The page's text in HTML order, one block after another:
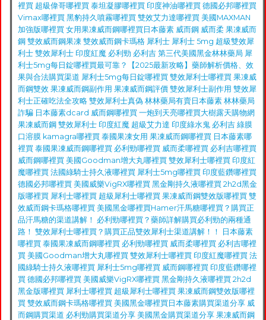
裡買 超級偉哥哪裡買 泰坦凝膠哪裡買 印度神油哪裡買 德國必邦哪裡買
Vimax哪裡買 黑豹持久噴霧哪裡買 雙效艾力達哪裡買 美國MAXMAN
加強版哪裡買 女用果凍威而鋼哪裡買 日本藤素 威而鋼 威而柔 果凍威而
鋼 雙效威而鋼果凍 雙效威而鋼卡瑪格 犀利士 犀利士 5mg 超級雙效犀
利士 雙效犀利士 印度紅魔 必利勁 必利吉 第三代美國黑金林林藥局 犀
利士5mg每日錠哪裡買最可靠？【2025最新攻略】藥師解析價格、效
果與合法購買渠道 犀利士5mg每日錠哪裡買 雙效犀利士哪裡買 果凍威
而鋼雙效 果凍威而鋼副作用 果凍威而鋼評價 雙效犀利士副作用 雙效犀
利士正確吃法全攻略 雙效犀利士真偽 林林藥局有賣日本藤素 林林藥局
詐騙 日本藤素dcard 威而鋼哪裡買 一炮到天亮哪裡買大樹露天購物網
果凍威而鋼 雙效犀利士 印度紅魔 超級艾力達 印度綠水鬼 必利吉 綠膜
口溶膜 kamagra哪裡買 泰國果凍女用 果凍威而鋼哪裡買 日本藤素哪
裡買 泰國果凍威而鋼哪裡買 必利勁哪裡買 威而柔哪裡買 必利吉哪裡買
威而鋼哪裡買 美國Goodman增大丸哪裡買 雙效犀利士哪裡買 印度紅
魔哪裡買 法國綠騎士持久液哪裡買 犀利士5mg哪裡買 印度藍鑽哪裡買
德國必邦哪裡買 美國威樂VigRX哪裡買 黑金剛持久液哪裡買 2h2d黑金
版哪裡買 犀利士哪裡買 超級犀利士哪裡買 果凍威而鋼雙效版哪裡買 雙
效威而鋼卡瑪格哪裡買 美國黑金哪裡買Hamer汗馬糖哪裡買？購買正
品汗馬糖的渠道講解！ 必利勁哪裡買？藥師詳解購買必利勁的兩種通
路！ 雙效犀利士哪裡買？購買正品雙效犀利士渠道講解！！
日本藤素
哪裡買 泰國果凍威而鋼哪裡買 必利勁哪裡買 威而柔哪裡買 必利吉哪裡
買 美國Goodman增大丸哪裡買 雙效犀利士哪裡買 印度紅魔哪裡買 法
國綠騎士持久液哪裡買 犀利士5mg哪裡買 威而鋼哪裡買 印度藍鑽哪裡
買 德國必邦哪裡買 美國威樂VigRX哪裡買 黑金剛持久液哪裡買 2h2d
黑金版哪裡買 犀利士哪裡買 超級犀利士哪裡買 果凍威而鋼雙效版哪裡
買 雙效威而鋼卡瑪格哪裡買 美國黑金哪裡買 日本藤素購買渠道分享 威
而鋼購買渠道 必利勁購買渠道分享 美國黑金購買渠道分享 果凍威而鋼